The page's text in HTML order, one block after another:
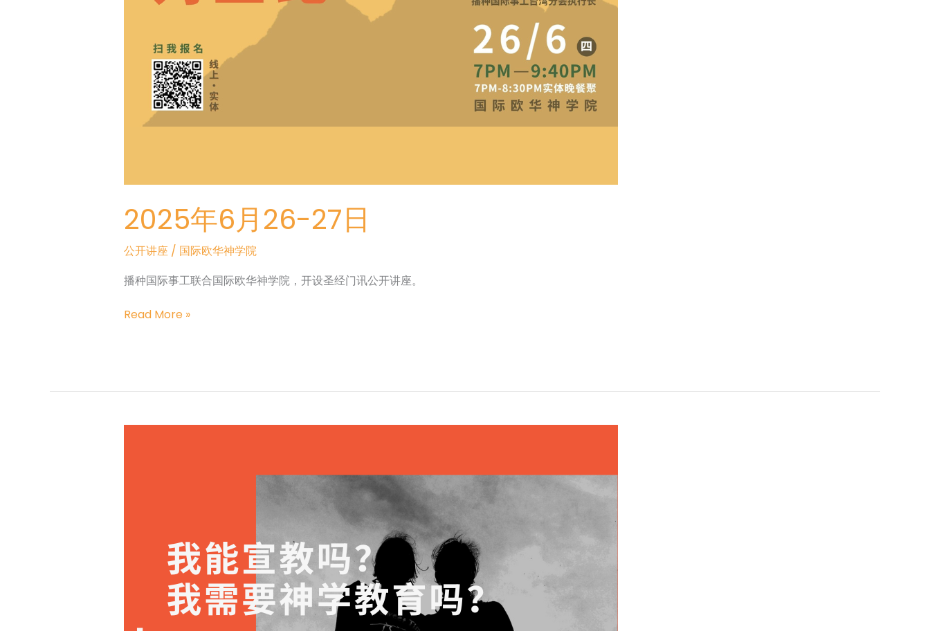
2025年6月26-27日
公开讲座/ 国际欧华神学院
播种国际事工联合国际欧华神学院，开设圣经门讯公开讲座。
2025
Read More »